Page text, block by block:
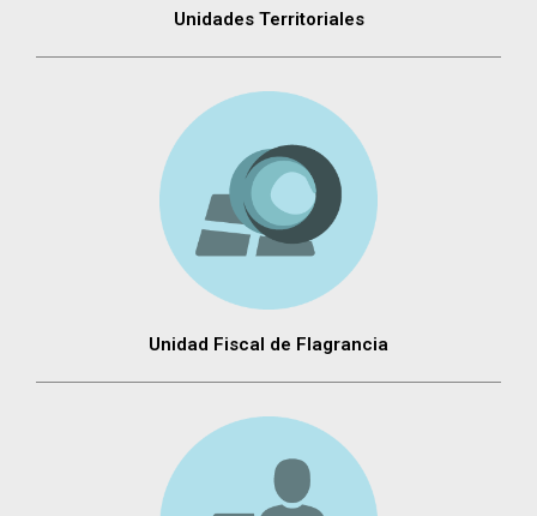
Unidades Territoriales
Unidad Fiscal de Flagrancia